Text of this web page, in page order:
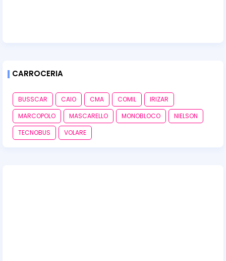
CARROCERIA
BUSSCAR CAIO CMA COMIL
IRIZAR
MARCOPOLO
MASCARELLO MONOBLOCO
NIELSON
TECNOBUS
VOLARE